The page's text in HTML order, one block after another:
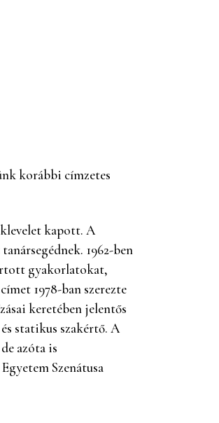
korábbi címzetes
kapott. A
1962-ben
gyakorlatokat,
1978-ban szerezte
keretében jelentős
statikus szakértő. A
azóta is
Szenátusa